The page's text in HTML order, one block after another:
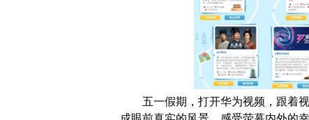
五一假期，打开华为视频，跟着